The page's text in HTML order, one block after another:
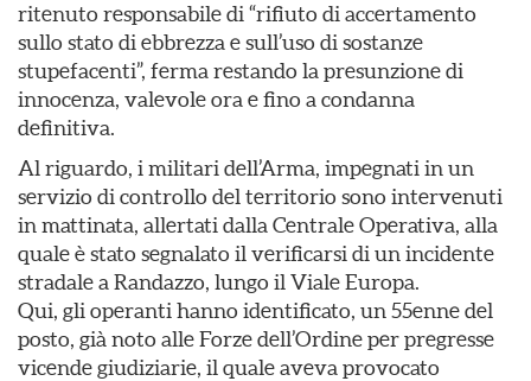
ritenuto responsabile di “rifiuto di accertamento
sullo stato di ebbrezza e sull’uso di sostanze
stupefacenti”, ferma restando la presunzione di
innocenza, valevole ora e fino a condanna
definitiva.
Al riguardo, i militari dell’Arma, impegnati in un
servizio di controllo del territorio sono intervenuti
in mattinata, allertati dalla Centrale Operativa, alla
quale è stato segnalato il verificarsi di un incidente
stradale a Randazzo, lungo il Viale Europa.
Qui, gli operanti hanno identificato, un 55enne del
posto, già noto alle Forze dell’Ordine per pregresse
vicende giudiziarie, il quale aveva provocato